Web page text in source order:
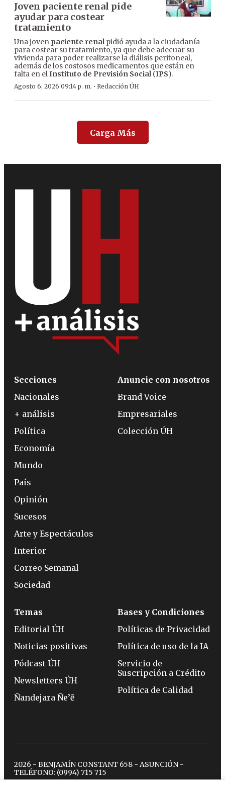
Joven paciente renal pide
ayudar para costear
tratamiento
Una joven paciente renalpidió ayuda a la ciudadanía
para costear su tratamiento, ya que debe adecuar su
vivienda para poder realizarse la diálisis peritoneal,
además de los costosos medicamentos que están en
falta en elInstituto de Previsión Social(IPS).
Agosto 6, 2026 09:14 p. m. · Redacción ÚH
Carga Más
Secciones
Nacionales
+ análisis
Política
Economía
Mundo
País
Opinión
Sucesos
Arte y Espectáculos
Interior
Correo Semanal
Sociedad
Anuncie con nosotros
Brand Voice
Empresariales
Colección ÚH
Temas
Editorial ÚH
Noticias positivas
Pódcast ÚH
Newsletters ÚH
Ñandejara Ñe’ẽ
Bases y Condiciones
Políticas de Privacidad
Política de uso de la IA
Servicio de
Suscripción a Crédito
Política de Calidad
2026 - BENJAMÍN CONSTANT 658 - ASUNCIÓN -
TELÉFONO: (0994) 715 715